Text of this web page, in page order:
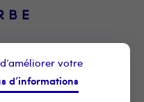
ASBL
votre
d’informations